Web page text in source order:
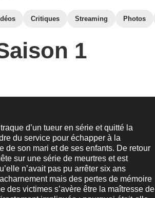
Critiques Streaming Photos
1
d’un tueur en série et quitté la
du service pour échapper à la
de son mari et de ses enfants. De retour
sur une série de meurtres et est
n’avait pas pu arrêter six ans
mais des pertes de mémoire
des victimes s’avère être la maîtresse de